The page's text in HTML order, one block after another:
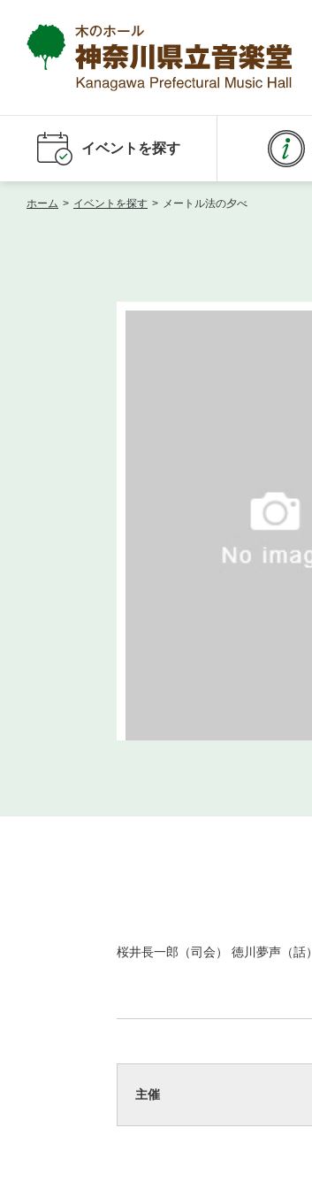
イベントを探す
ホーム > イベントを探す > メートル法の夕べ
桜井長一郎（司会） 徳川夢声（話）
主催